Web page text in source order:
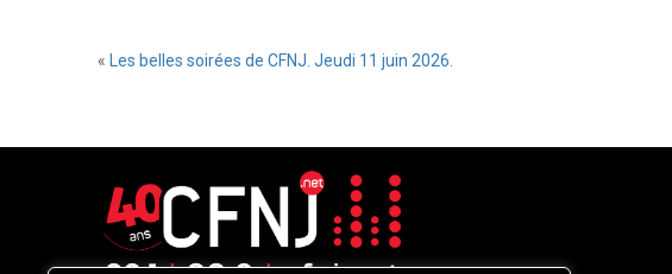
« Les belles soirées de CFNJ. Jeudi 11 juin 2026.